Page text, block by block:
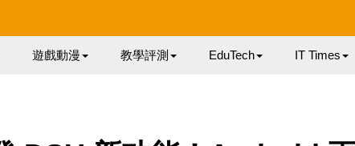
遊戲動漫 教學評測 EduTech IT Times